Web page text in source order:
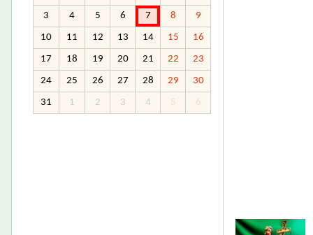
3 4 5 6 7 8 9
10 11 12 13 14 15 16
17 18 19 20 21 22 23
24 25 26 27 28 29 30
31 1 2 3 4 5 6